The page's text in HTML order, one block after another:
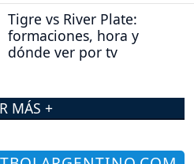
Tigre vs River Plate:
formaciones, hora y
dónde ver por tv
MÁS +